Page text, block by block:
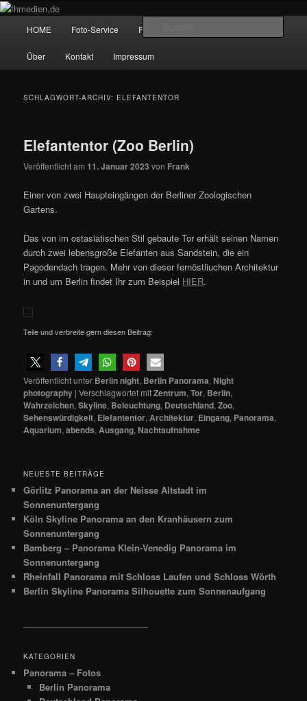
Zum
springen
Zum
springenfhmedien.de
Wir fotografieren die Hauptstadt!
HOME Foto-Service Foto-Workshops
Über Kontakt Impressum
SCHLAGWORT-ARCHIV: ELEFANTENTOR
Elefantentor (Zoo Berlin)
Veröffentlicht am 11. Januar 2023 von Frank
Einer von zwei Haupteingängen der Berliner Zoologischen
Gartens.
Das von im ostasiatischen Stil gebaute Tor erhält seinen Namen
durch zwei lebensgroße Elefanten aus Sandstein, die ein
Pagodendach tragen. Mehr von dieser fernöstliuchen Architektur
in und um Berlin findet Ihr zum Beispiel HIER.
Teile und verbreite gern diesen Beitrag:
Veröffentlicht unter Berlin night, Berlin Panorama, Night
photography |Verschlagwortet mitZentrum,Tor, Berlin,
Wahrzeichen,Skyline, Beleuchtung, Deutschland,Zoo,
Sehenswürdigkeit, Elefantentor, Architektur, Eingang, Panorama,
Aquarium,abends, Ausgang, Nachtaufnahme
NEUESTE BEITRÄGE
Görlitz Panorama an der Neisse Altstadt im
Sonnenuntergang
Köln Skyline Panorama an den Kranhäusern zum
Sonnenuntergang
Bamberg – Panorama Klein-Venedig Panorama im
Sonnenuntergang
Rheinfall Panorama mit Schloss Laufen und Schloss Wörth
Berlin Skyline Panorama Silhouette zum Sonnenaufgang
KATEGORIEN
Panorama – Fotos
Berlin Panorama